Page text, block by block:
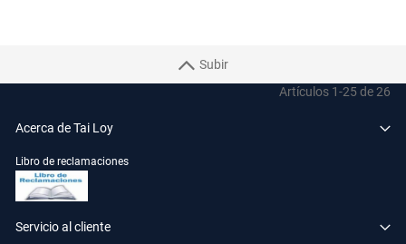
Artículos 1-25de26
Subir
Acerca de Tai Loy
Libro de reclamaciones
Servicio al cliente